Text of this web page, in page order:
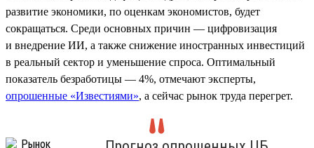
развитие экономики, по оценкам экономистов, будет
сокращаться. Среди основных причин — цифровизация
и внедрение ИИ, а также снижение иностранных инвестиций
в реальный сектор и уменьшение спроса. Оптимальный
показатель безработицы — 4%, отмечают эксперты,
опрошенные «Известиями», а сейчас рынок труда перегрет.